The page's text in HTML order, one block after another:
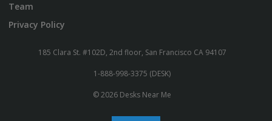
Team
Privacy Policy
185 Clara St. #102D, 2nd floor, San Francisco CA 94107
1-888-998-3375 (DESK)
© 2026 Desks Near Me